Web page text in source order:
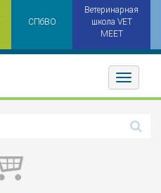
СПбВО
Ветеринарная
школа VET
MEET
Toggler